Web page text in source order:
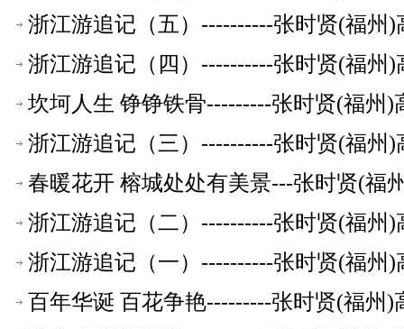
浙江游追记（五）----------张时贤(福州
浙江游追记（四）----------张时贤(福州
坎坷人生 铮铮铁骨---------张时贤(福州)
浙江游追记（三）----------张时贤(福州
春暖花开 榕城处处有美景---张时贤(福
浙江游追记（二）----------张时贤(福州
浙江游追记（一）----------张时贤(福州
百年华诞 百花争艳---------张时贤(福州)